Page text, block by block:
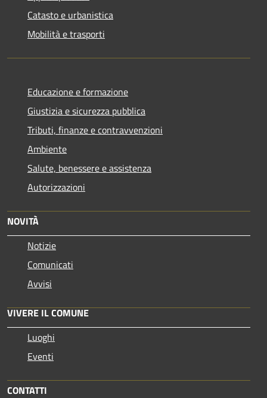
Catasto e urbanistica
Mobilità e trasporti
Educazione e formazione
Giustizia e sicurezza pubblica
Tributi, finanze e contravvenzioni
Ambiente
Salute, benessere e assistenza
Autorizzazioni
NOVITÀ
Notizie
Comunicati
Avvisi
VIVERE IL COMUNE
Luoghi
Eventi
CONTATTI